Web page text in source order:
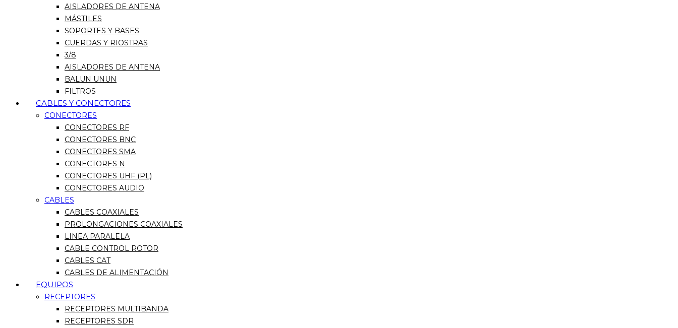
AISLADORES DE ANTENA
MÁSTILES
SOPORTES Y BASES
CUERDAS Y RIOSTRAS
3/8
AISLADORES DE ANTENA
BALUN UNUN
FILTROS
CABLES Y CONECTORES
CONECTORES
CONECTORES RF
CONECTORES BNC
CONECTORES SMA
CONECTORES N
CONECTORES UHF (PL)
CONECTORES AUDIO
CABLES
CABLES COAXIALES
PROLONGACIONES COAXIALES
LINEA PARALELA
CABLE CONTROL ROTOR
CABLES CAT
CABLES DE ALIMENTACIÓN
EQUIPOS
RECEPTORES
RECEPTORES MULTIBANDA
RECEPTORES SDR